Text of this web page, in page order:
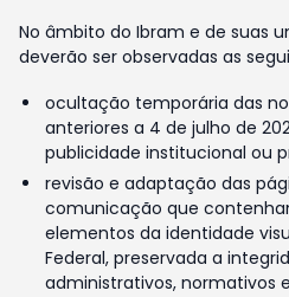
No âmbito do Ibram e de suas
deverão ser observadas as
ocultação temporária das
anteriores a 4 de julho de
publicidade institucional ou
revisão e adaptação das
comunicação que
elementos da identidade
Federal, preservada a
administrativos, normativos